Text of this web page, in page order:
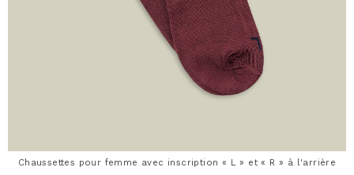
Chaussettes pour femme avec inscription « L » et « R » à l'arrière